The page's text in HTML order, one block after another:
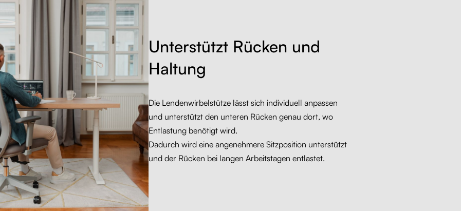
Unterstützt Rücken und
Haltung
Die Lendenwirbelstütze lässt sich individuell anpassen
und unterstützt den unteren Rücken genau dort, wo
Entlastung benötigt wird.
Dadurch wird eine angenehmere Sitzposition unterstützt
und der Rücken bei langen Arbeitstagen entlastet.